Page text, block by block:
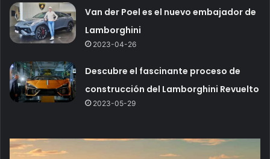
Van der Poel es el nuevo embajador de
Lamborghini
2023-04-26
Descubre el fascinante proceso de
construcción del Lamborghini Revuelto
2023-05-29